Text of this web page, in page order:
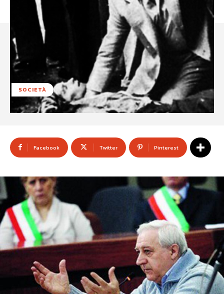
SOCIETÀ
Facebook Twitter Pinterest